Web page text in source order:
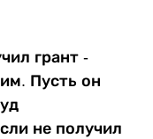
грант -
Пусть он
не получил